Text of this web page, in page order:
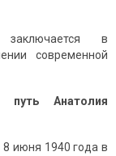
заключается в
современной
Анатолия
июня 1940 года в